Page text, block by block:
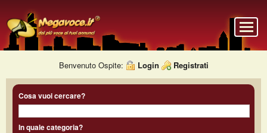
Benvenuto Ospite: Login Registrati
Cosa vuoi cercare?
In quale categoria?